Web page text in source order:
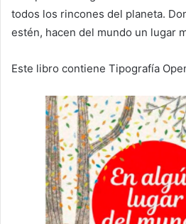
todos los rincones del planeta.
estén, hacen del mundo un lugar
Este libro contiene Tipografía